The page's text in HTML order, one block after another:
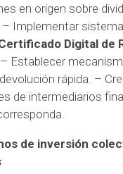
en origen sobre
– Implementar
Digital de
. – Establecer
rápida. –
de intermediarios
de inversión